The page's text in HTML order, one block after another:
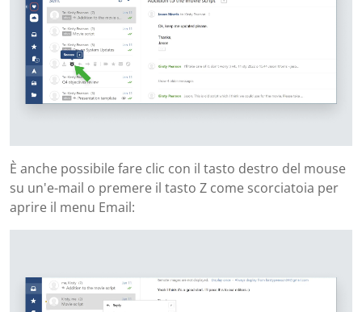
È anche possibile fare clic con il tasto destro del mouse
su un'e-mail o premere il tasto Z come scorciatoia per
aprire il menu Email: